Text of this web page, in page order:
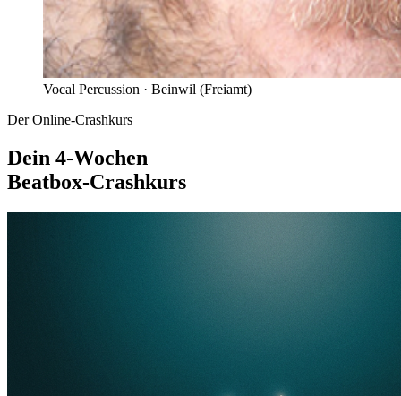
Vocal Percussion · Beinwil (Freiamt)
Der Online-Crashkurs
Dein 4-Wochen
Beatbox-Crashkurs